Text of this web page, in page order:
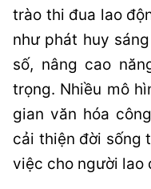
trào thi đua lao
như phát huy
số, nâng cao
trọng. Nhiều mô
gian văn hóa
cải thiện đời sống
việc cho người lao